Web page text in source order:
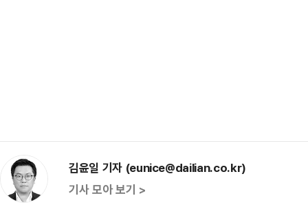
김윤일 기자 (eunice@dailian.co.kr)
기사 모아 보기 >